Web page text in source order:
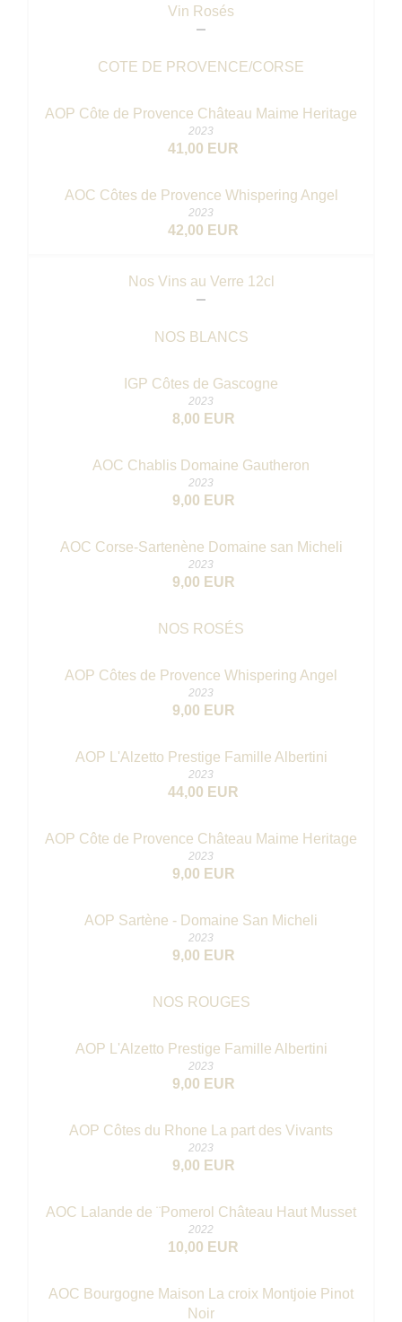
Vin Rosés
COTE DE PROVENCE/CORSE
AOP Côte de Provence Château Maime Heritage
2023
41,00 EUR
AOC Côtes de Provence Whispering Angel
2023
42,00 EUR
Nos Vins au Verre 12cl
NOS BLANCS
IGP Côtes de Gascogne
2023
8,00 EUR
AOC Chablis Domaine Gautheron
2023
9,00 EUR
AOC Corse-Sartenène Domaine san Micheli
2023
9,00 EUR
NOS ROSÉS
AOP Côtes de Provence Whispering Angel
2023
9,00 EUR
AOP L'Alzetto Prestige Famille Albertini
2023
44,00 EUR
AOP Côte de Provence Château Maime Heritage
2023
9,00 EUR
AOP Sartène - Domaine San Micheli
2023
9,00 EUR
NOS ROUGES
AOP L'Alzetto Prestige Famille Albertini
2023
9,00 EUR
AOP Côtes du Rhone La part des Vivants
2023
9,00 EUR
AOC Lalande de ¨Pomerol Château Haut Musset
2022
10,00 EUR
AOC Bourgogne Maison La croix Montjoie Pinot
Noir